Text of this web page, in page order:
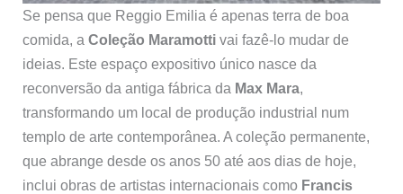
Se pensa que Reggio Emilia é apenas terra de boa
comida, a Coleção Maramottivai fazê-lo mudar de
ideias. Este espaço expositivo único nasce da
reconversão da antiga fábrica da Max Mara,
transformando um local de produção industrial num
templo de arte contemporânea. A coleção permanente,
que abrange desde os anos 50 até aos dias de hoje,
inclui obras de artistas internacionais como Francis